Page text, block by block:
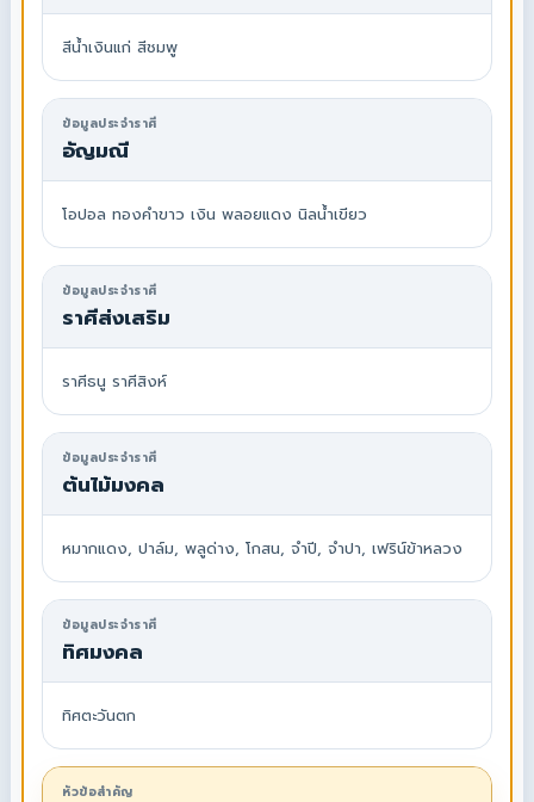
สีน้ำเงินแก่ สีชมพู
ข้อมูลประจำราศี
อัญมณี
โอปอล ทองคำขาว เงิน พลอยแดง นิลน้ำเขียว
ข้อมูลประจำราศี
ราศีส่งเสริม
ราศีธนู ราศีสิงห์
ข้อมูลประจำราศี
ต้นไม้มงคล
หมากแดง, ปาล์ม, พลูด่าง, โกสน, จำปี, จำปา, เฟริน์ข้าหลวง
ข้อมูลประจำราศี
ทิศมงคล
ทิศตะวันตก
หัวข้อสำคัญ